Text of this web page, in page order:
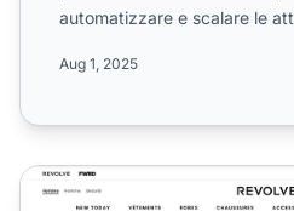
automatizzare e scalare le
Aug 1, 2025
Programma di Affiliazione